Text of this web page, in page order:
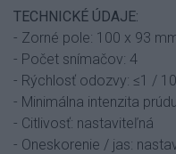
TECHNICKÉ ÚDAJE:
- Zorné pole: 100 x 93
- Počet snímačov: 4
- Rýchlosť odozvy: ≤1 /
- Minimálna intenzita
- Citlivosť: nastaviteľná
- Oneskorenie / jas: